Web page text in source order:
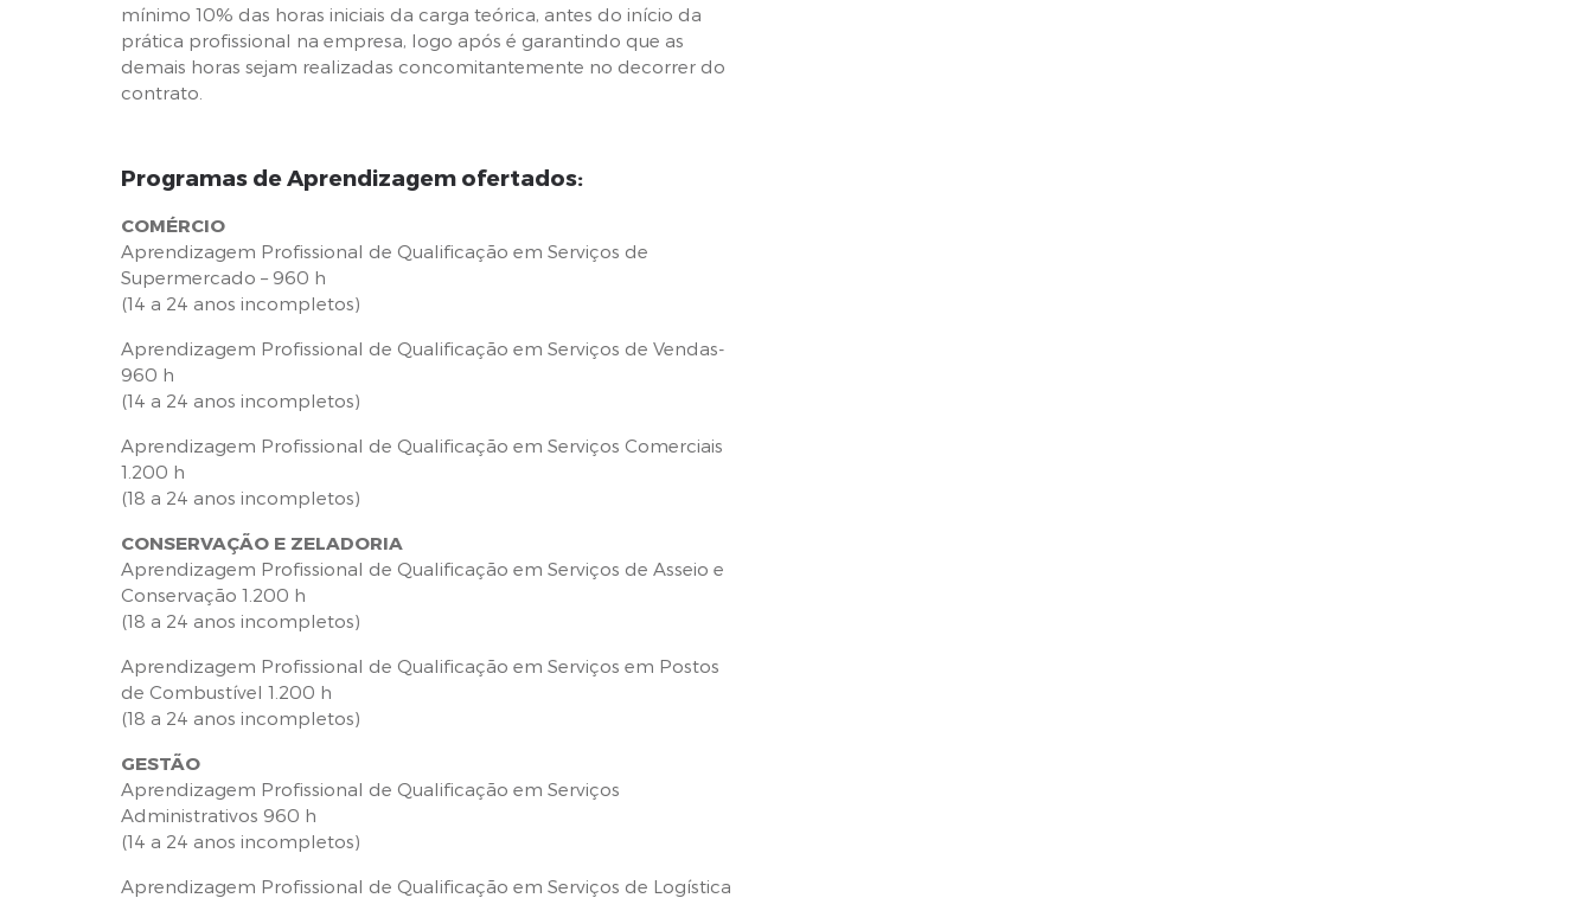
mínimo 10% das horas iniciais da carga teórica, antes do início da
prática profissional na empresa, logo após é garantindo que as
demais horas sejam realizadas concomitantemente no decorrer do
contrato.
Programas de Aprendizagem ofertados:
COMÉRCIO
Aprendizagem Profissional de Qualificação em Serviços de
Supermercado – 960 h
(14 a 24 anos incompletos)
Aprendizagem Profissional de Qualificação em Serviços de Vendas-
960 h
(14 a 24 anos incompletos)
Aprendizagem Profissional de Qualificação em Serviços Comerciais
1.200 h
(18 a 24 anos incompletos)
CONSERVAÇÃO E ZELADORIA
Aprendizagem Profissional de Qualificação em Serviços de Asseio e
Conservação 1.200 h
(18 a 24 anos incompletos)
Aprendizagem Profissional de Qualificação em Serviços em Postos
de Combustível 1.200 h
(18 a 24 anos incompletos)
GESTÃO
Aprendizagem Profissional de Qualificação em Serviços
Administrativos 960 h
(14 a 24 anos incompletos)
Aprendizagem Profissional de Qualificação em Serviços de Logística